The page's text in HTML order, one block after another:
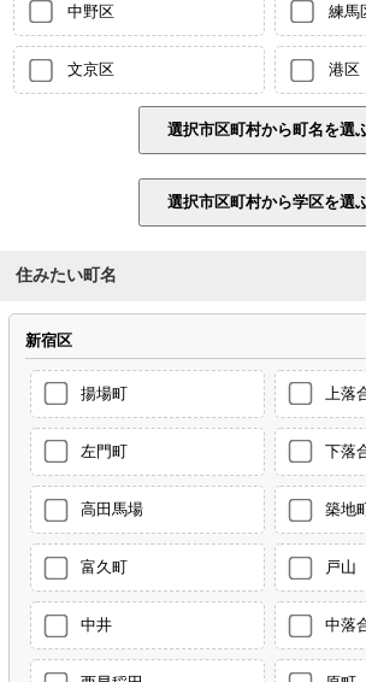
中野区 練馬
文京区 港区
住みたい町名
新宿区
揚場町 上落
左門町 下落
高田馬場 築地
富久町 戸山
中井 中落